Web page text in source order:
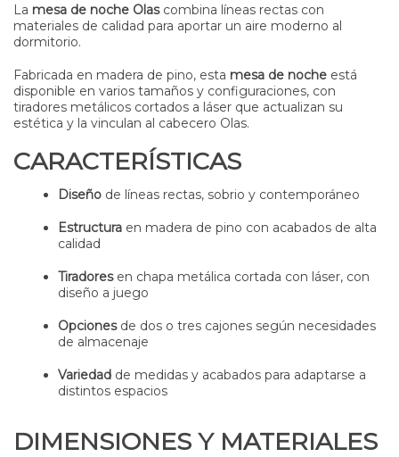
La mesa de noche Olascombina líneas rectas con
materiales de calidad para aportar un aire moderno al
dormitorio.
Fabricada en madera de pino, esta mesa de noche está
disponible en varios tamaños y configuraciones, con
tiradores metálicos cortados a láser que actualizan su
estética y la vinculan al cabecero Olas.
CARACTERÍSTICAS
Diseño de líneas rectas, sobrio y contemporáneo
Estructura en madera de pino con acabados de alta
calidad
Tiradoresen chapa metálica cortada con láser, con
diseño a juego
Opcionesde dos o tres cajones según necesidades
de almacenaje
Variedad de medidas y acabados para adaptarse a
distintos espacios
DIMENSIONES Y MATERIALES